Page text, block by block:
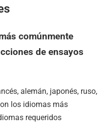
comúnmente
de ensayos
alemán, japonés, ruso,
los idiomas más
requeridos